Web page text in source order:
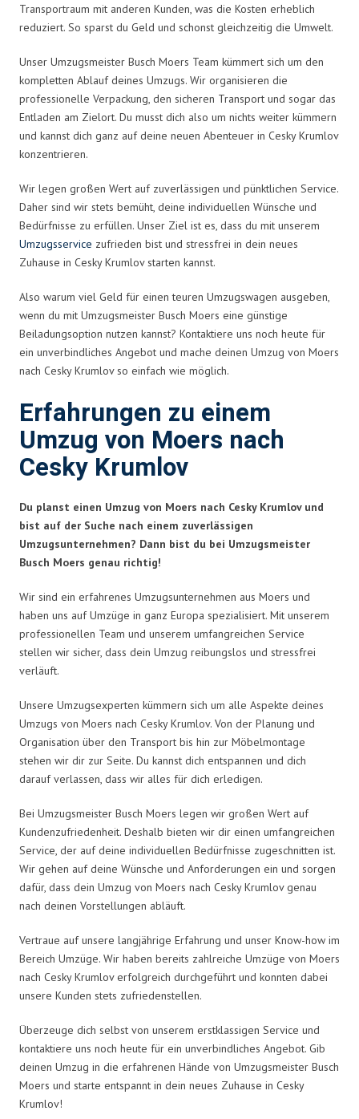
Transportraum mit anderen Kunden, was die Kosten erheblich
reduziert. So sparst du Geld und schonst gleichzeitig die Umwelt.
Unser Umzugsmeister Busch Moers Team kümmert sich um den
kompletten Ablauf deines Umzugs. Wir organisieren die
professionelle Verpackung, den sicheren Transport und sogar das
Entladen am Zielort. Du musst dich also um nichts weiter kümmern
und kannst dich ganz auf deine neuen Abenteuer in Cesky Krumlov
konzentrieren.
Wir legen großen Wert auf zuverlässigen und pünktlichen Service.
Daher sind wir stets bemüht, deine individuellen Wünsche und
Bedürfnisse zu erfüllen. Unser Ziel ist es, dass du mit unserem
Umzugsservice zufrieden bist und stressfrei in dein neues
Zuhause in Cesky Krumlov starten kannst.
Also warum viel Geld für einen teuren Umzugswagen ausgeben,
wenn du mit Umzugsmeister Busch Moers eine günstige
Beiladungsoption nutzen kannst? Kontaktiere uns noch heute für
ein unverbindliches Angebot und mache deinen Umzug von Moers
nach Cesky Krumlov so einfach wie möglich.
Erfahrungen zu einem
Umzug von Moers nach
Cesky Krumlov
Du planst einen Umzug von Moers nach Cesky Krumlov und
bist auf der Suche nach einem zuverlässigen
Umzugsunternehmen? Dann bist du bei Umzugsmeister
Busch Moers genau richtig!
Wir sind ein erfahrenes Umzugsunternehmen aus Moers und
haben uns auf Umzüge in ganz Europa spezialisiert. Mit unserem
professionellen Team und unserem umfangreichen Service
stellen wir sicher, dass dein Umzug reibungslos und stressfrei
verläuft.
Unsere Umzugsexperten kümmern sich um alle Aspekte deines
Umzugs von Moers nach Cesky Krumlov. Von der Planung und
Organisation über den Transport bis hin zur Möbelmontage
stehen wir dir zur Seite. Du kannst dich entspannen und dich
darauf verlassen, dass wir alles für dich erledigen.
Bei Umzugsmeister Busch Moers legen wir großen Wert auf
Kundenzufriedenheit. Deshalb bieten wir dir einen umfangreichen
Service, der auf deine individuellen Bedürfnisse zugeschnitten ist.
Wir gehen auf deine Wünsche und Anforderungen ein und sorgen
dafür, dass dein Umzug von Moers nach Cesky Krumlov genau
nach deinen Vorstellungen abläuft.
Vertraue auf unsere langjährige Erfahrung und unser Know-how im
Bereich Umzüge. Wir haben bereits zahlreiche Umzüge von Moers
nach Cesky Krumlov erfolgreich durchgeführt und konnten dabei
unsere Kunden stets zufriedenstellen.
Überzeuge dich selbst von unserem erstklassigen Service und
kontaktiere uns noch heute für ein unverbindliches Angebot. Gib
deinen Umzug in die erfahrenen Hände von Umzugsmeister Busch
Moers und starte entspannt in dein neues Zuhause in Cesky
Krumlov!